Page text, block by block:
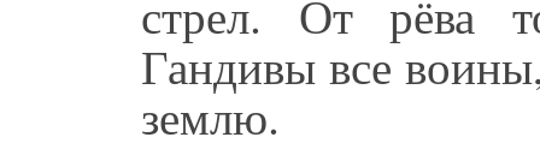
стрел. От рёва
Гандивы все
землю.